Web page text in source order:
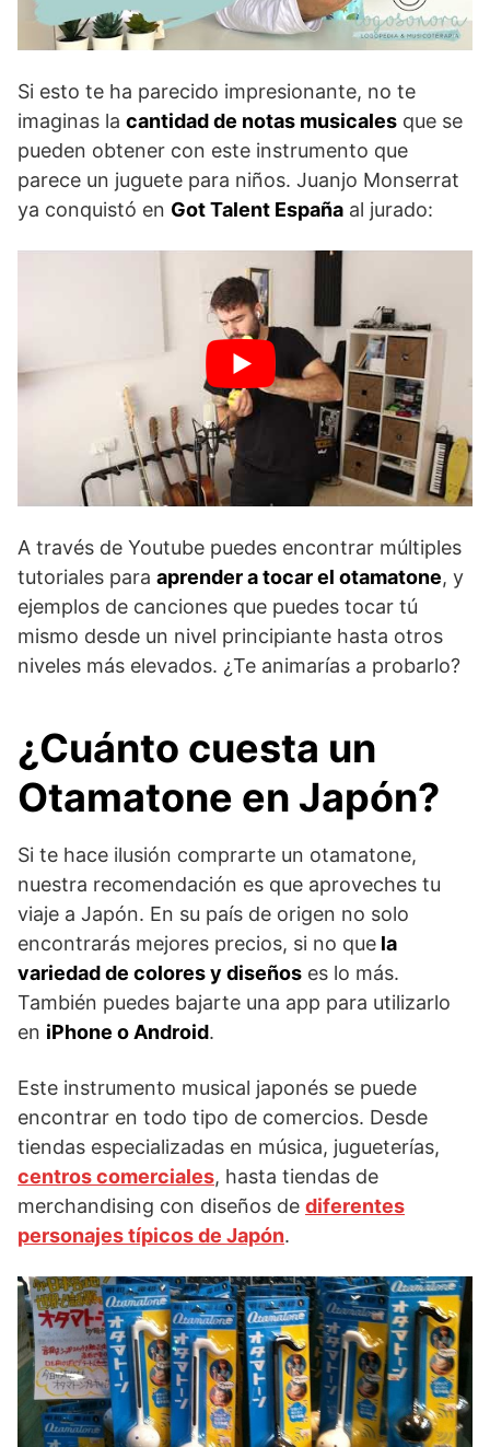
Si esto te ha parecido impresionante, no te
imaginas la cantidad de notas musicales que se
pueden obtener con este instrumento que
parece un juguete para niños. Juanjo Monserrat
ya conquistó en Got Talent España al jurado:
A través de Youtube puedes encontrar múltiples
tutoriales para aprender a tocar el otamatone, y
ejemplos de canciones que puedes tocar tú
mismo desde un nivel principiante hasta otros
niveles más elevados. ¿Te animarías a probarlo?
¿Cuánto cuesta un
Otamatone en Japón?
Si te hace ilusión comprarte un otamatone,
nuestra recomendación es que aproveches tu
viaje a Japón. En su país de origen no solo
encontrarás mejores precios, si no que la
variedad de colores y diseños es lo más.
También puedes bajarte una app para utilizarlo
en iPhone o Android.
Este instrumento musical japonés se puede
encontrar en todo tipo de comercios. Desde
tiendas especializadas en música, jugueterías,
centros comerciales, hasta tiendas de
merchandising con diseños de diferentes
personajes típicos de Japón.